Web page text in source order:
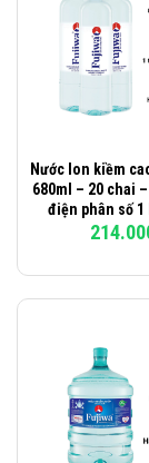
Nước Ion kiềm
680ml – 20 chai
điện phân số 1